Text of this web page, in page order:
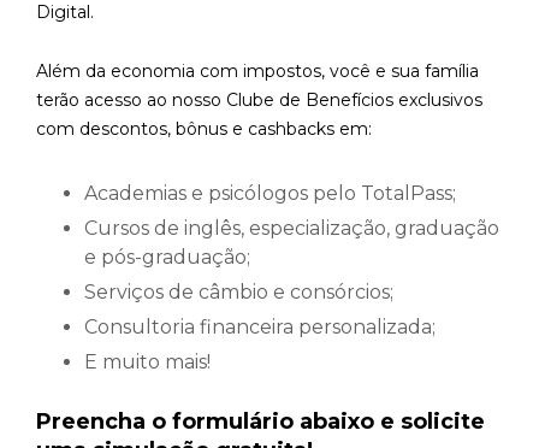
Digital.
Além da economia com impostos, você e sua família
terão acesso ao nosso Clube de Benefícios exclusivos
com descontos, bônus e cashbacks em:
Academias e psicólogos pelo TotalPass;
Cursos de inglês, especialização, graduação
e pós-graduação;
Serviços de câmbio e consórcios;
Consultoria financeira personalizada;
E muito mais!
Preencha o formulário abaixo e solicite